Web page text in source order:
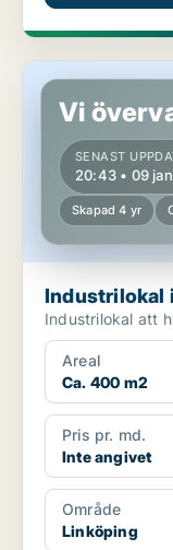
Industrilokal i
Vi
SENAST
20:43 • 09
Skapad 4 yr
Industrilokal
Industrilokal att
Areal
Ca. 400 m2
Pris pr. md.
Inte angivet
Område
Linköping